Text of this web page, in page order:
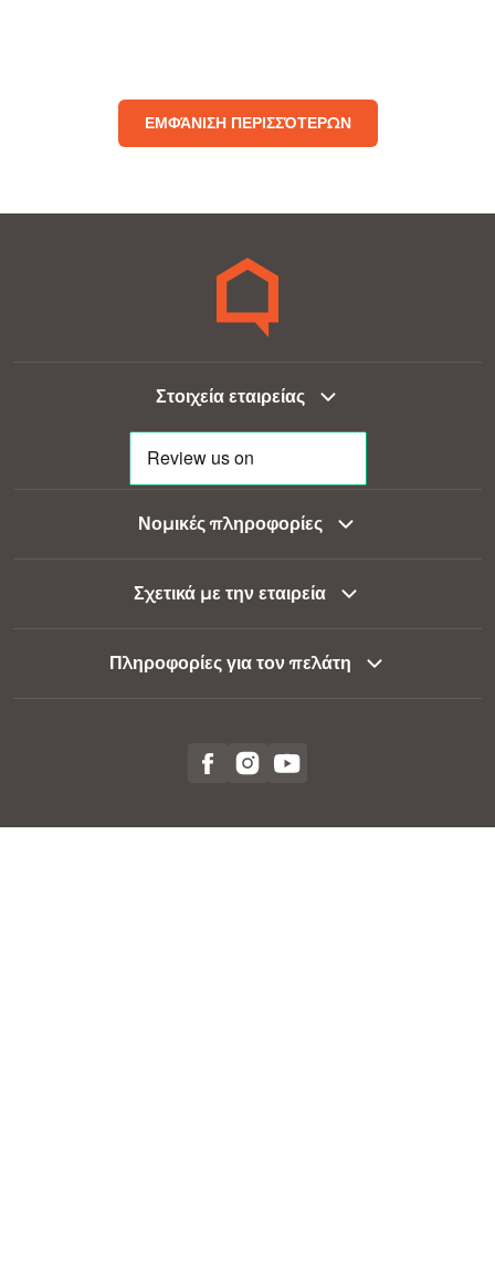
ΕΜΦΆΝΙΣΗ ΠΕΡΙΣΣΌΤΕΡΩΝ
Στοιχεία εταιρείας
Νομικές πληροφορίες
Σχετικά με την εταιρεία
Πληροφορίες για τον πελάτη